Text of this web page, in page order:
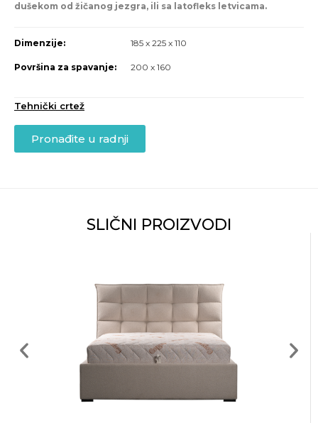
dušekom od žičanog jezgra, ili sa latofleks letvicama.
Dimenzije: 185 x 225 x 110
Površina za spavanje: 200 x 160
Tehnički crtež
Pronađite u radnji
SLIČNI PROIZVODI